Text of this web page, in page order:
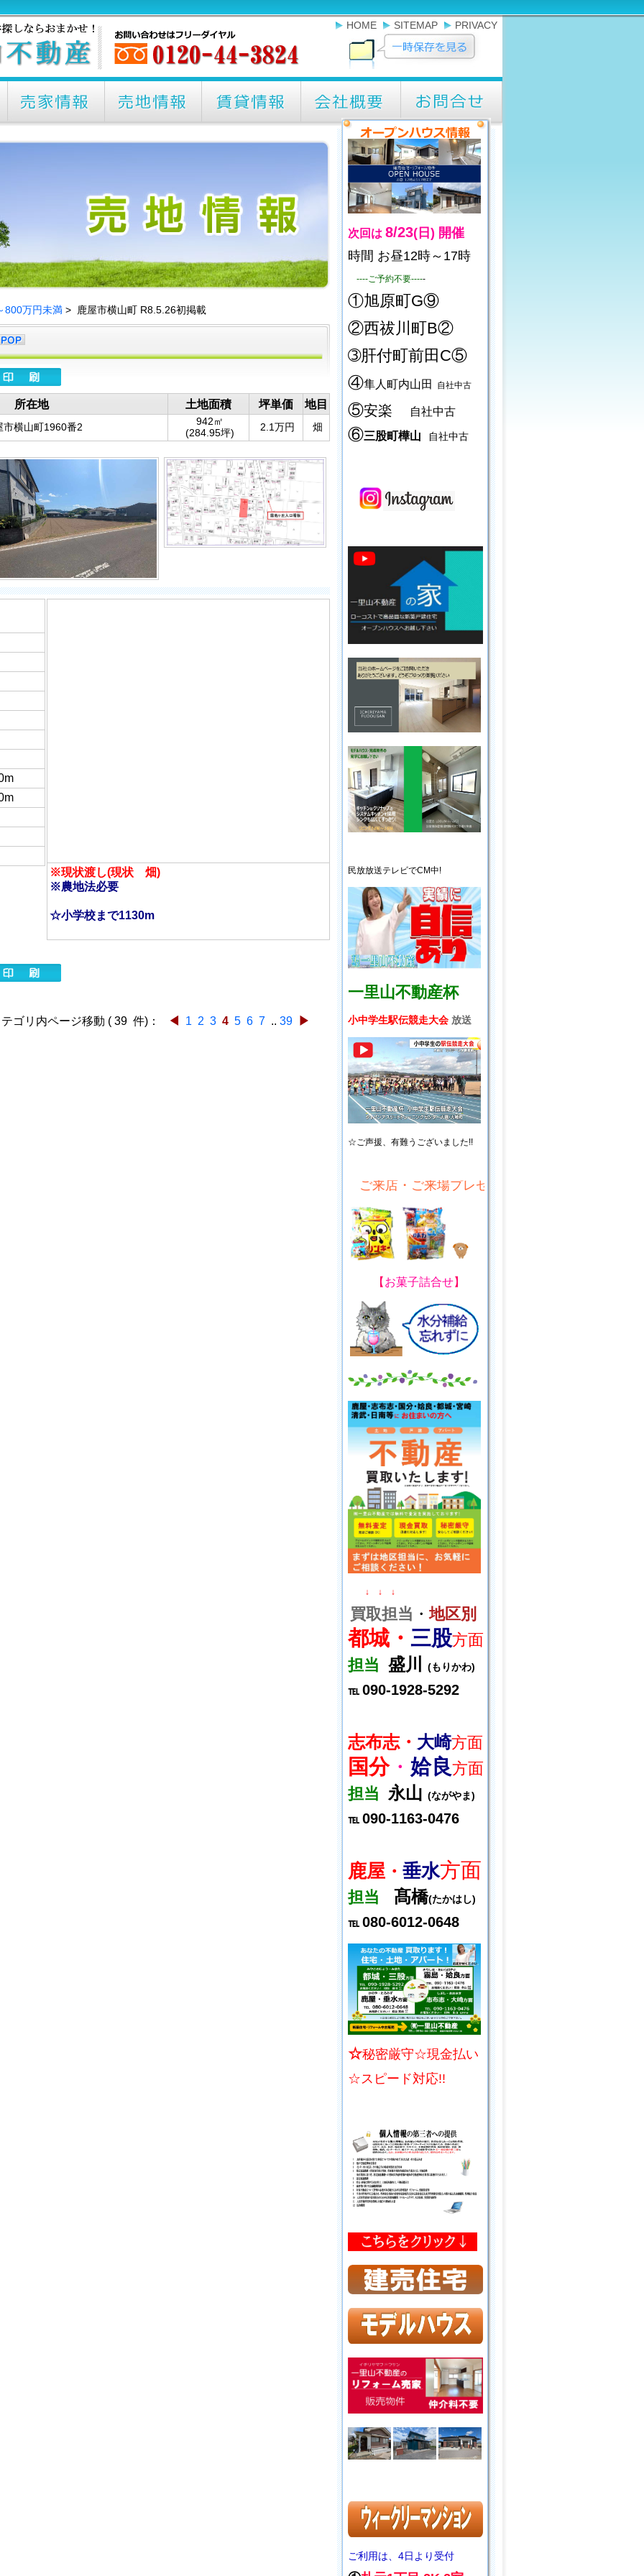
HOME SITEMAP PRIVACY
800万円未満 > 鹿屋市横山町 R8.5.26初掲載
所在地 土地面積 坪単価 地目
市横山町1960番2
942㎡
(284.95坪)
2.1万円 畑
※現状渡し(現状 畑)
※農地法必要
☆小学校まで1130m
ゴリ内ページ移動 ( 39 件)： ◀ 1 2 3 4 5 6 7 .. 39 ▶
次回は 8/23(日) 開催
時間 お昼12時～17時
----ご予約不要-----
①旭原町G⑨
②西祓川町B②
➂肝付町前田C⑤
④隼人町内山田 自社中古
⑤安楽 自社中古
⑥三股町樺山 自社中古
民放放送テレビでCM中!
一里山不動産杯
小中学生駅伝競走大会 放送
☆ご声援、 有難うございました!!
ご来店・ご来場プレゼント!
【 お菓子詰合せ】
↓ ↓ ↓
買取担当 ・地区別
都城・ 三股方面
担当 盛川 (もりかわ)
℡ 090-1928-5292
志布志・ 大崎方面
国分・ 姶良方面
担当 永山 (ながやま)
℡ 090-1163-0476
鹿屋 ・ 垂水方面
担当 髙橋(たかはし)
℡ 080-6012-0648
☆秘密厳守☆現金払い
☆スピード対応!!
ご利用は、4日より受付